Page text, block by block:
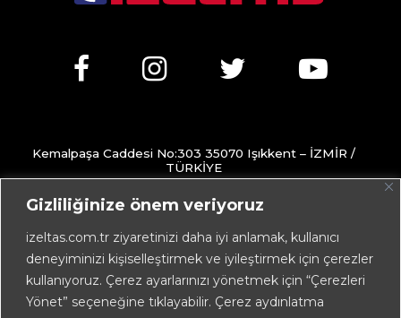
Gizliliğinize önem veriyoruz
izeltas.com.tr ziyaretinizi daha iyi anlamak, kullanıcı
deneyiminizi kişiselleştirmek ve iyileştirmek için çerezler
kullanıyoruz. Çerez ayarlarınızı yönetmek için “Çerezleri
Yönet” seçeneğine tıklayabilir. Çerez aydınlatma
Kemalpaşa Caddesi No:303 35070 Işıkkent – İZMİR /
TÜRKİYE
+90 232 472 13 75 (pbx)
+90 232 472 13 78
info@izeltas.com.tr